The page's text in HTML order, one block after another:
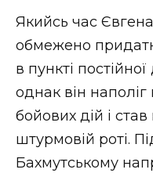
Якийсь час
обмежено
в пункті
однак він
бойових дій і
штурмовій роті.
Бахмутському